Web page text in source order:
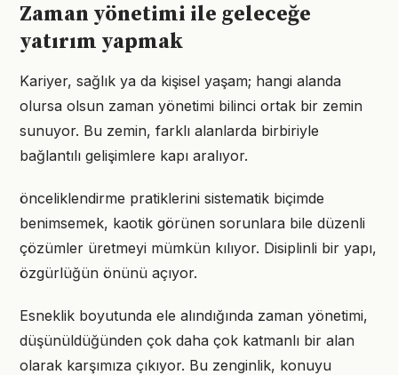
Zaman yönetimi ile geleceğe
yatırım yapmak
Kariyer, sağlık ya da kişisel yaşam; hangi alanda
olursa olsun zaman yönetimi bilinci ortak bir zemin
sunuyor. Bu zemin, farklı alanlarda birbiriyle
bağlantılı gelişimlere kapı aralıyor.
önceliklendirme pratiklerini sistematik biçimde
benimsemek, kaotik görünen sorunlara bile düzenli
çözümler üretmeyi mümkün kılıyor. Disiplinli bir yapı,
özgürlüğün önünü açıyor.
Esneklik boyutunda ele alındığında zaman yönetimi,
düşünüldüğünden çok daha çok katmanlı bir alan
olarak karşımıza çıkıyor. Bu zenginlik, konuyu